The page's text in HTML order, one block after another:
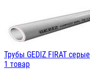
Трубы GEDIZ FIRAT серые
1 товар